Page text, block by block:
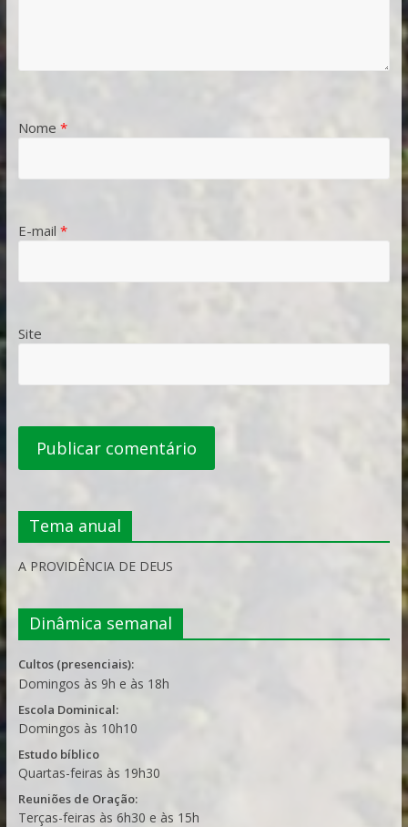
Nome *
E-mail *
Site
Tema anual
A PROVIDÊNCIA DE DEUS
Dinâmica semanal
Cultos (presenciais):
Domingos às 9h e às 18h
Escola Dominical:
Domingos às 10h10
Estudo bíblico
Quartas-feiras às 19h30
Reuniões de Oração:
Terças-feiras às 6h30 e às 15h